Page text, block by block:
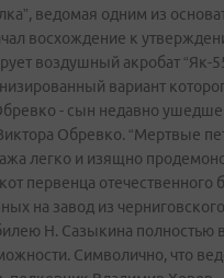
ведомая одним из
восхождение к
воздушный акробат “Як-
вариант
- сын недавно
Обревко. “Мертвые
легко и изящно
первенца отечественного
на завод из
Н. Сазыкина полностью
Символично, что